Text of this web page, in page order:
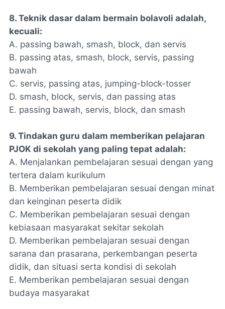
8. Teknik dasar dalam bermain bolavoli adalah,
kecuali:
A. passing bawah, smash, block, dan servis
B. passing atas, smash, block, servis, passing
bawah
C. servis, passing atas, jumping-block-tosser
D. smash, block, servis, dan passing atas
E. passing bawah, servis, block, dan smash
9. Tindakan guru dalam memberikan pelajaran
PJOK di sekolah yang paling tepat adalah:
A. Menjalankan pembelajaran sesuai dengan yang
tertera dalam kurikulum
B. Memberikan pembelajaran sesuai dengan minat
dan keinginan peserta didik
C. Memberikan pembelajaran sesuai dengan
kebiasaan masyarakat sekitar sekolah
D. Memberikan pembelajaran sesuai dengan
sarana dan prasarana, perkembangan peserta
didik, dan situasi serta kondisi di sekolah
E. Memberikan pembelajaran sesuai dengan
budaya masyarakat